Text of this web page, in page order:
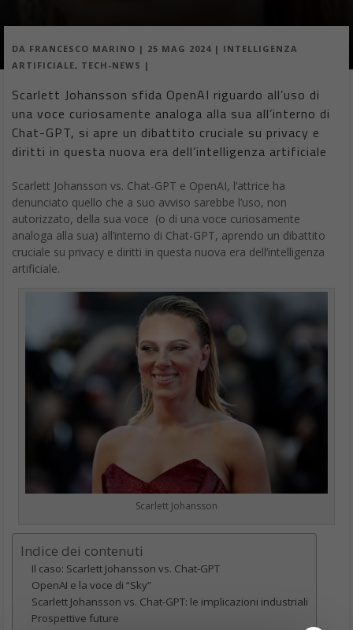
DA FRANCESCO MARINO | 25 MAG 2024 | INTELLIGENZA
ARTIFICIALE, TECH-NEWS |
Scarlett Johansson sfida OpenAI riguardo all’uso di
una voce curiosamente analoga alla sua all’interno di
Chat-GPT, si apre un dibattito cruciale su privacy e
diritti in questa nuova era dell’intelligenza artificiale
Scarlett Johansson vs. Chat-GPT e OpenAI, l’attrice ha
denunciato quello che a suo avviso sarebbe l’uso, non
autorizzato, della sua voce (o di una voce curiosamente
analoga alla sua) all’interno di Chat-GPT, aprendo un dibattito
cruciale su privacy e diritti in questa nuova era dell’intelligenza
artificiale.
Scarlett Johansson
Indice dei contenuti
Il caso: Scarlett Johansson vs. Chat-GPT
OpenAI e la voce di “Sky”
Scarlett Johansson vs. Chat-GPT: le implicazioni industriali
Prospettive future